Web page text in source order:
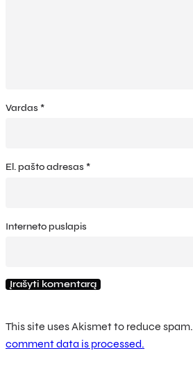
Vardas *
El. pašto adresas *
Interneto puslapis
This site uses Akismet to reduce spam.
comment data is processed.